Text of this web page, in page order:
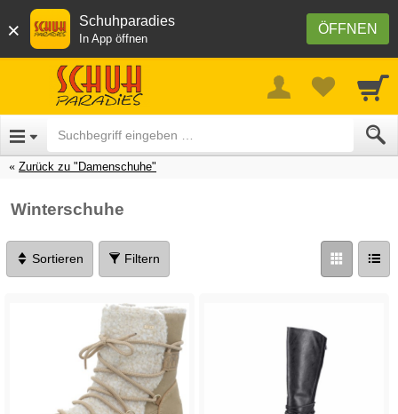
× ÖFFNEN
Schuhparadies
In App öffnen
Zurück zu "Damenschuhe"
Winterschuhe
Sortieren Filtern